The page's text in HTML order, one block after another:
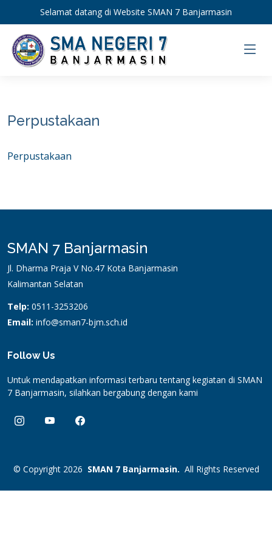
Selamat datang di Website SMAN 7 Banjarmasin
Perpustakaan
Perpustakaan
SMAN 7 Banjarmasin
Jl. Dharma Praja V No.47 Kota Banjarmasin
Kalimantan Selatan
Telp: 0511-3253206
Email: info@sman7-bjm.sch.id
Follow Us
Untuk mendapatkan informasi terbaru tentang kegiatan di SMAN
7 Banjarmasin, silahkan bergabung dengan kami
© Copyright 2026 SMAN 7 Banjarmasin. All Rights Reserved